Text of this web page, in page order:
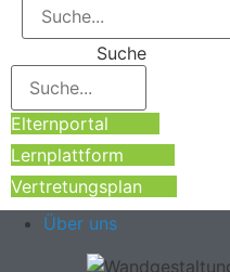
Suche
Elternportal
Lernplattform
Vertretungsplan
Über uns